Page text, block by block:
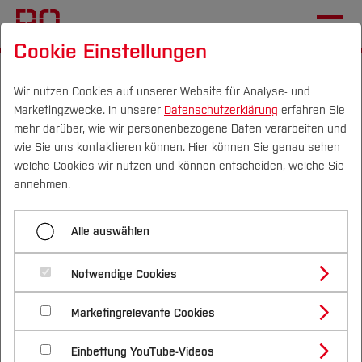
Campus Personen DE|EN Quicklinks
Studium
Studienangebote
Bachelorstudiengänge
Masterstudiengänge
Vor dem Studium
Bewerben & Einschreiben
Bewerbungsportal
Im Studium
Studienbüros und Prüfungen
Nach dem Studium
Forschung & Transfer
Profil
Forschungs- und Transferprofil
Schwerpunkte (FuT)
Beratung & Förderung
Nachhaltigkeit
Nachhaltigkeit studieren
International
Bau- und Umweltingenieurwesen
Team
Honorarprofessuren
Menü aufklappen
Alle Personen
Honorarprofessuren
Lehrbeauftragte
Honorarprofessuren
Honorar-Professur Modul
Hon.-Prof. Jörn
Planungs-, Bau- und
Cookie Einstellungen
Wir nutzen Cookies auf unserer Website für Analyse- und
Marketingzwecke. In unserer Datenschutzerklärung erfahren Sie
mehr darüber, wie wir personenbezogene Daten verarbeiten und
wie Sie uns kontaktieren können. Hier können Sie genau sehen
welche Cookies wir nutzen und können entscheiden, welche Sie
annehmen.
Alle auswählen
Notwendige Cookies
Marketingrelevante Cookies
Einbettung YouTube-Videos